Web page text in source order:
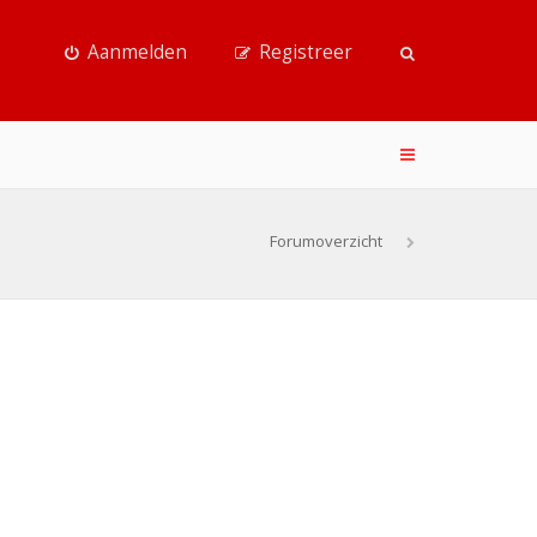
Aanmelden Registreer
Forumoverzicht